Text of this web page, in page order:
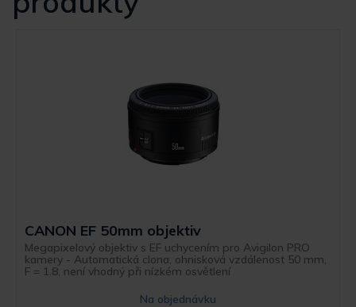
CANON EF 50mm objektiv
Megapixelový objektiv s EF uchycením pro Avigilon PRO
kamery - Automatická clona, ohnisková vzdálenost 50 mm,
F = 1.8, není vhodný při nízkém osvětlení
Na objednávku